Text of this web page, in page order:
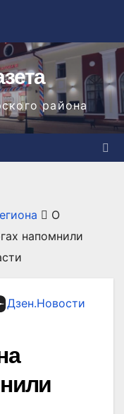
района
О
напомнили
Дзен.Новости